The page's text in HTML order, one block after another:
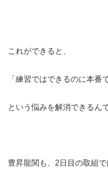
これができると、
「練習ではできるのに本番
という悩みを解消できるん
豊昇龍関も、2日目の取組で